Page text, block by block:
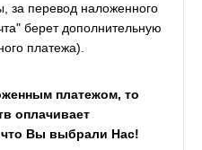
за перевод наложенного
берет дополнительную
платежа).
платежом, то
оплачивает
что Вы выбрали Нас!